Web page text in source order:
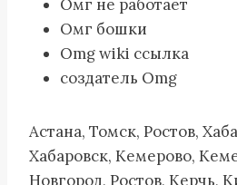
Омг не работает
Омг бошки
Omg wiki ссылка
создатель Omg
Астана, Томск, Ростов,
Хабаровск, Кемерово,
Новгород, Ростов, Керчь,